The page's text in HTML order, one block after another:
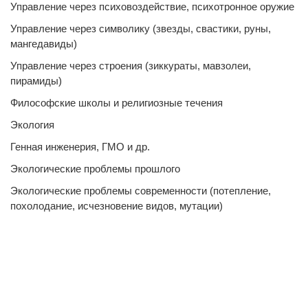
Управление через психовоздействие, психотронное оружие
Управление через символику (звезды, свастики, руны,
мангедавиды)
Управление через строения (зиккураты, мавзолеи,
пирамиды)
Философские школы и религиозные течения
Экология
Генная инженерия, ГМО и др.
Экологические проблемы прошлого
Экологические проблемы современности (потепление,
похолодание, исчезновение видов, мутации)